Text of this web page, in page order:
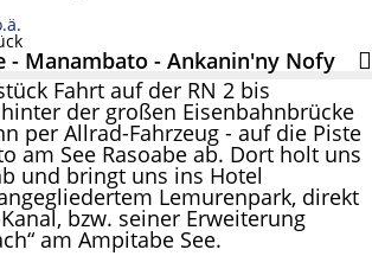
- Manambato - Ankanin'ny Nofy
Fahrt auf der RN 2 bis
der großen Eisenbahnbrücke
per Allrad-Fahrzeug - auf die Piste
am See Rasoabe ab. Dort holt uns
und bringt uns ins Hotel
Lemurenpark, direkt
bzw. seiner Erweiterung
am Ampitabe See.